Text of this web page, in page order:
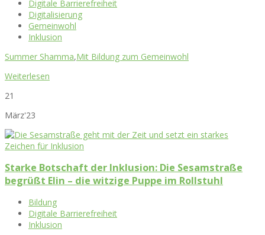
Digitale Barrierefreiheit
Digitalisierung
Gemeinwohl
Inklusion
Summer Shamma,Mit Bildung zum Gemeinwohl
Weiterlesen
21
März'23
Starke Botschaft der Inklusion: Die Sesamstraße
begrüßt Elin – die witzige Puppe im Rollstuhl
Bildung
Digitale Barrierefreiheit
Inklusion